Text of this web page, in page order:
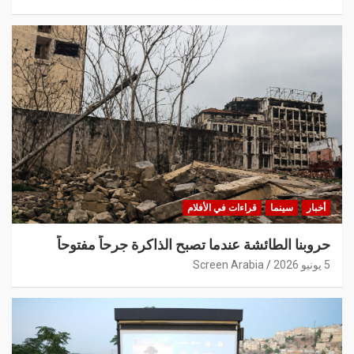
أخبار سينما قراءات في الأفلام
حروبنا الطائشة عندما تصبح الذاكرة جرحاً مفتوحاً
5 يونيو 2026 Screen Arabia